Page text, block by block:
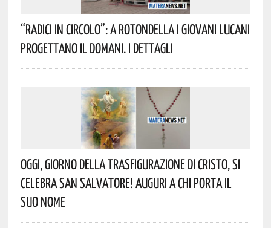
“Radici In Circolo”: A Rotondella I Giovani Lucani
Progettano Il Domani. I Dettagli
Oggi, Giorno Della Trasfigurazione Di Cristo, Si
Celebra San Salvatore! Auguri A Chi Porta Il
Suo Nome